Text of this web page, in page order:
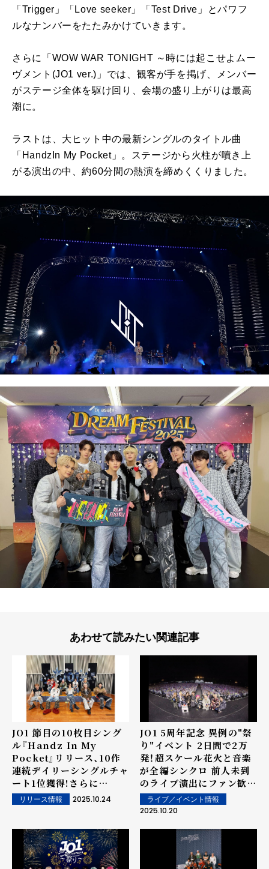
「Trigger」「Love seeker」「Test Drive」とパワフ
ルなナンバーをたたみかけていきます。
さらに「WOW WAR TONIGHT ～時には起こせよムー
ヴメント(JO1 ver.)」では、観客が手を掲げ、メンバー
がステージ全体を駆け回り、会場の盛り上がりは最高
潮に。
ラストは、大ヒット中の最新シングルのタイトル曲
「HandzIn My Pocket」。ステージから火柱が噴き上
がる演出の中、約60分間の熱演を締めくくりました。
あわせて読みたい関連記事
JO1 節目の10枚目シング
ル『Handz In My
Pocket』リリース、10作
連続デイリーシングルチャ
ート1位獲得!さらに
YouTube登録者数100万
人突破！
リリース情報 2025.10.24
JO1 5周年記念 異例の"祭
り"イベント 2日間で2万
発！超スケール花火と音楽
が全編シンクロ 前人未到
のライブ演出にファン歓喜
＜オフィシャルライブレポ
ート＞
ライブ／イベント情報
2025.10.20